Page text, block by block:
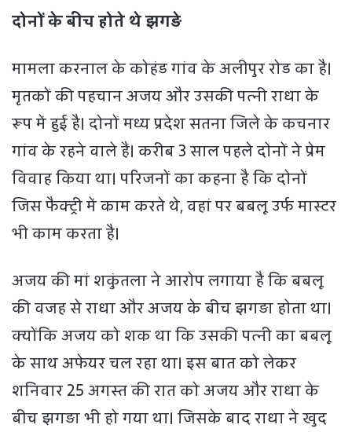
दोनों के बीच होते थे झगड़े
मामला करनाल के कोहंड गांव के अलीपुर रोड का है।
मृतकों की पहचान अजय और उसकी पत्नी राधा के
रूप में हुई है। दोनों मध्य प्रदेश सतना जिले के कचनार
गांव के रहने वाले हैं। करीब 3 साल पहले दोनों ने प्रेम
विवाह किया था। परिजनों का कहना है कि दोनों
जिस फैक्ट्री में काम करते थे, वहां पर बबलू उर्फ मास्टर
भी काम करता है।
अजय की मां शकुंतला ने आरोप लगाया है कि बबलू
की वजह से राधा और अजय के बीच झगड़ा होता था।
क्योंकि अजय को शक था कि उसकी पत्नी का बबलू
के साथ अफेयर चल रहा था। इस बात को लेकर
शनिवार 25 अगस्त की रात को अजय और राधा के
बीच झगड़ा भी हो गया था। जिसके बाद राधा ने खुद